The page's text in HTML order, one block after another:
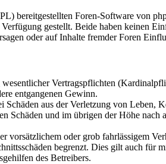
bereitgestellten Foren-Software von
gestellt. Beide haben keinen
oder auf Inhalte fremder Foren
Vertragspflichten
entgangenen Gewinn.
aus der Verletzung von Leben,
Schäden und im übrigen der Höhe nach
oder grob fahrlässigem
begrenzt. Dies gilt auch für
des Betreibers.